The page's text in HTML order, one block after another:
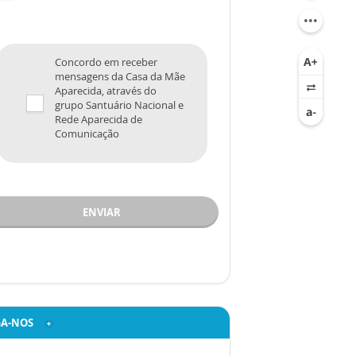
Concordo em receber
mensagens da Casa da Mãe
Aparecida, através do
grupo Santuário Nacional e
Rede Aparecida de
Comunicação
ENVIAR
NOS